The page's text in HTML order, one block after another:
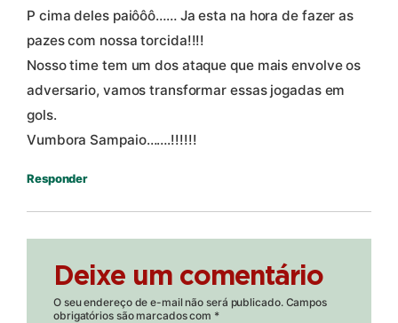
P cima deles paiôôô…… Ja esta na hora de fazer as
pazes com nossa torcida!!!!
Nosso time tem um dos ataque que mais envolve os
adversario, vamos transformar essas jogadas em
gols.
Vumbora Sampaio…….!!!!!!
Responder
Deixe um comentário
O seu endereço de e-mail não será publicado. Campos
obrigatórios são marcados com *